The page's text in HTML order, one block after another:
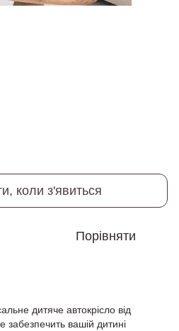
коли з'явиться
Порівняти
дитяче автокрісло від
забезпечить вашій дитині